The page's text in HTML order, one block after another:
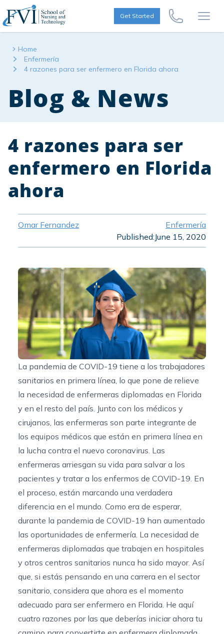
Skip to content
FVI School of Nursing
Get Started
Call Us Now
Home
Enfermería
4 razones para ser enfermero en Florida ahora
Blog & News
4 razones para ser
enfermero en Florida
ahora
Omar Fernandez
Enfermería
Published:June 15, 2020
La pandemia de COVID-19 tiene a los trabajadores
sanitarios en primera línea, lo que pone de relieve
la necesidad de enfermeras diplomadas en Florida
y en el resto del país. Junto con los médicos y
cirujanos, las enfermeras son parte integrante de
los equipos médicos que están en primera línea en
la lucha contra el nuevo coronavirus. Las
enfermeras arriesgan su vida para salvar a los
pacientes y tratar a los enfermos de COVID-19. En
el proceso, están marcando una verdadera
diferencia en el mundo. Como era de esperar,
durante la pandemia de COVID-19 han aumentado
las oportunidades de enfermería. La necesidad de
enfermeras diplomadas que trabajen en hospitales
y otros centros sanitarios nunca ha sido mayor. Así
que, si estás pensando en una carrera en el sector
sanitario, considera que ahora es el momento
adecuado para ser enfermero en Florida. He aquí
cuatro razones por las que deberías iniciar ahora tu